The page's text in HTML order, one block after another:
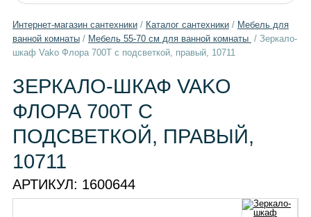
Интернет-магазин сантехники/ Каталог сантехники/ Мебель для
ванной комнаты/ Мебель 55-70 см для ванной комнаты / Зеркало-
шкаф Vako Флора 700Т с подсветкой, правый, 10711
ЗЕРКАЛО-ШКАФ VAKO
ФЛОРА 700Т С
ПОДСВЕТКОЙ, ПРАВЫЙ,
10711
АРТИКУЛ: 1600644